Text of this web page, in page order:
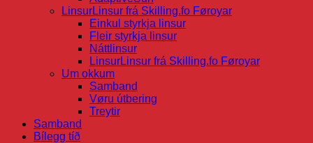
LinsurLinsur frá Skilling.fo Føroyar
Einkul styrkja linsur
Fleir styrkja linsur
Náttlinsur
LinsurLinsur frá Skilling.fo Føroyar
Um okkum
Samband
Vøru útbering
Treytir
Samband
Bílegg tíð